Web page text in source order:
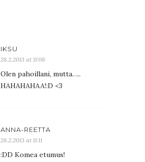
IKSU
28.2.2013 at 11:08
Olen pahoillani, mutta…..
HAHAHAHAA!:D <3
ANNA-REETTA
28.2.2013 at 11:11
:DD Komea etumus!